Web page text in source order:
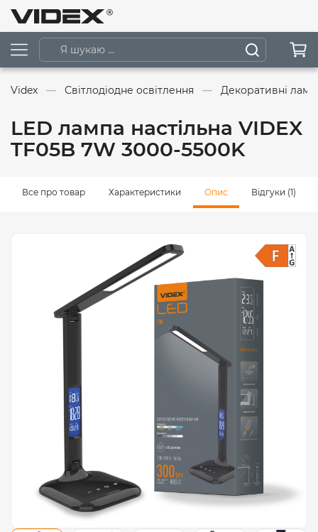
Videx Світлодіодне освітлення Декоративні
LED лампа настiльна VIDEX
TF05B 7W 3000-5500K
Все про товар Характеристики Опис Відгуки (1)